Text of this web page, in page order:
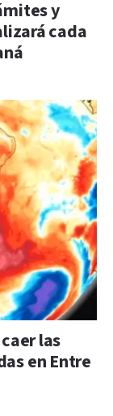
y
cada
las
en Entre